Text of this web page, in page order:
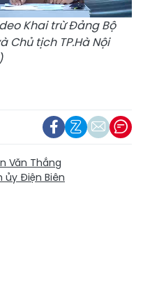
Khai trừ Đảng Bộ
Chủ tịch TP.Hà Nội
Văn Thắng
ủy Điện Biên